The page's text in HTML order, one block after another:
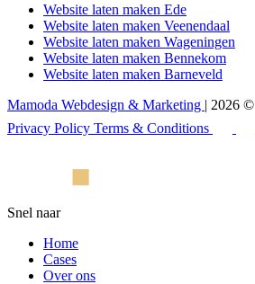
Website laten maken Ede
Website laten maken Veenendaal
Website laten maken Wageningen
Website laten maken Bennekom
Website laten maken Barneveld
Mamoda Webdesign & Marketing | 2026 ©
Privacy Policy Terms & Conditions
Snel naar
Home
Cases
Over ons